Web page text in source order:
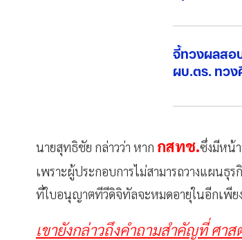
จี้ทวงผลสอ
ผบ.ตร. ทว
นายสุทธิชัย กล่าวว่า หาก กสทช.ซึ่งมีหน้
เพราะผู้ประกอบการไม่สามารถวางแผนธุ
ที่ใบอนุญาตทีวีดิจิทัลจะหมดอายุในอีกเพีย
เขายังกล่าวถึงคำถามสำคัญที่ ศา